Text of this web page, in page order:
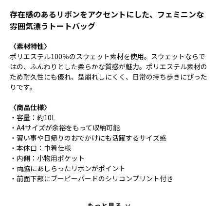
存在感のあるリボンをアクセントにした、フェミニンな
雰囲気漂うトートバッグ
〈素材特性〉
ポリエステル100％のスウェット素材を使用。スウェットならで
はの、ふんわりとした柔らかな質感が魅力。ポリエステル素材の
ため耐久性にも優れ、型崩れしにくく、日常の持ち歩きにぴった
りです。
〈商品仕様〉
・容量：約10L
・A4サイズが余裕をもって収納可能
・習い事や日帰りのおでかけにも活躍するサイズ感
・本体口：巾着仕様
・内側：小物用ポケット
・両脇にあしらったリボンがポイント
・前面下部にブービーバードのシリコンプリント付き